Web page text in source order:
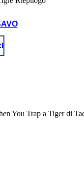
You Trap a Tiger di